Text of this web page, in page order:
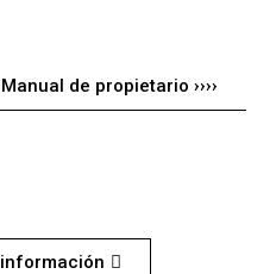
Manual de propietario ››››